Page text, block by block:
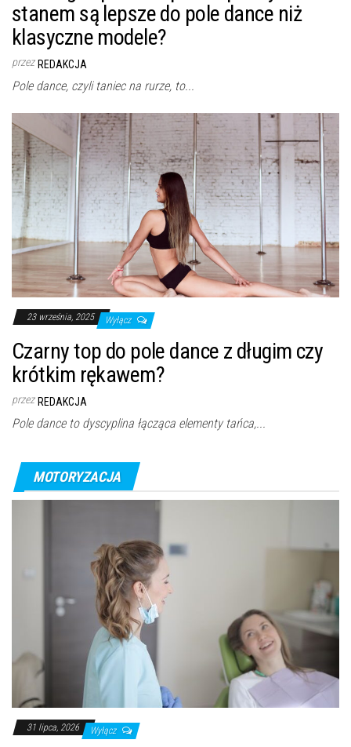
stanem są lepsze do pole dance niż
klasyczne modele?
przez REDAKCJA
Pole dance, czyli taniec na rurze, to...
23 września, 2025 Wyłącz
Czarny top do pole dance z długim czy
krótkim rękawem?
przez REDAKCJA
Pole dance to dyscyplina łącząca elementy tańca,...
MOTORYZACJA
31 lipca, 2026 Wyłącz